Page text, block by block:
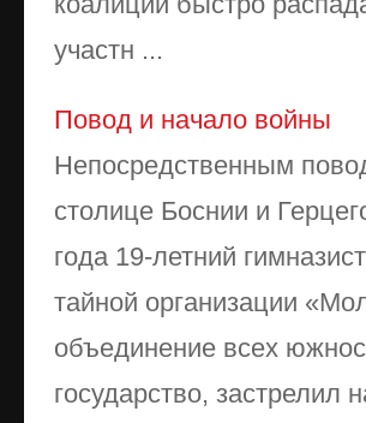
участн ...
Повод и начало войны
Непосредственным
столице Боснии и
года 19-летний
тайной организации
объединение всех
государство, застрелил